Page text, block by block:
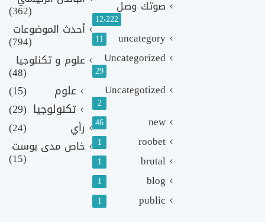
صوتك وصل
12٬222
uncategory
11
Uncategorized
29
Uncategotized
2
new
46
roobet
1
brutal
1
blog
1
public
1
(362)
أحدث الموضوعات
(794)
علوم و تكنلوجيا
(48)
علوم
(15)
تكنولوجيا (29)
رأي
(24)
خاص مدى بوست
(15)